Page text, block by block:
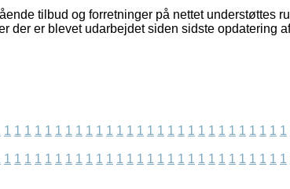
tilbud og forretninger på nettet understøttes
der er blevet udarbejdet siden sidste opdatering
1 1 1 1 1 1 1 1 1 1 1 1 1 1 1 1 1 1 1 1 1 1 1 1 1 1 1 1
1 1 1 1 1 1 1 1 1 1 1 1 1 1 1 1 1 1 1 1 1 1 1 1 1 1 1 1